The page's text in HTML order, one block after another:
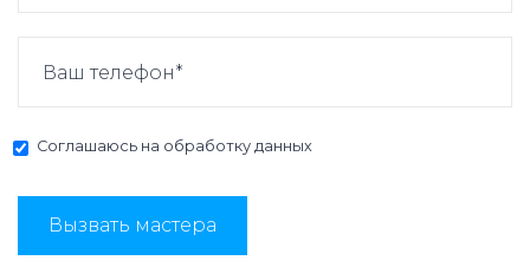
Соглашаюсь на обработку данных
Вызвать мастера